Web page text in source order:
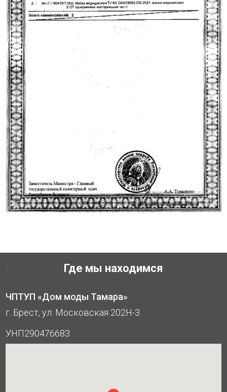
Где мы находимся
ЧПТУП «Дом моды Тамара»
г. Брест, ул. Московская 202Н-3
УНП290476683